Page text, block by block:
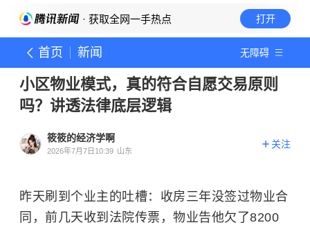
· 获取全网一手热点 打开
首页 新闻 无障碍
小区物业模式，真的符合自愿交易原则
吗？讲透法律底层逻辑
筱筱的经济学啊
2026年7月7日10:39 山东
关注
昨天刷到个业主的吐槽：收房三年没签过物业合
同，前几天收到法院传票，物业告他欠了8200